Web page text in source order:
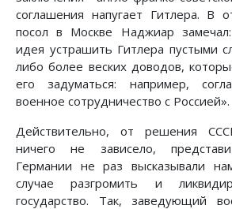
соглашения напугает Гитлера. В
посол в Москве Наджиар
идея устрашить Гитлера пустыми
либо более веских доводов,
его задуматься: например,
военное сотрудничество с Россией».
Действительно, от решения
ничего не зависело,
Германии не раз высказывали
случае разгромить и
государство. Так, заведующий